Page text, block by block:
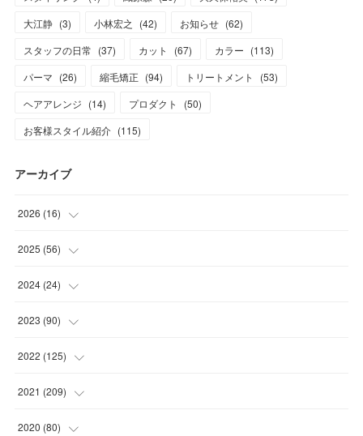
大江静 (3) 小林宏之 (42) お知らせ (62)
スタッフの日常 (37) カット (67) カラー (113)
パーマ (26) 縮毛矯正 (94) トリートメント (53)
ヘアアレンジ (14) プロダクト (50)
お客様スタイル紹介 (115)
アーカイブ
2026 (16)
(1
(1
(7
(7)
2025 (56)
(5
(11 )
(17
(15
2024 (24)
(1
(1)
(2)
(9
2023 (90)
(12
(17
(16
2022 (125)
(8)
(11 )
2021 (209)
(9
2020 (80)